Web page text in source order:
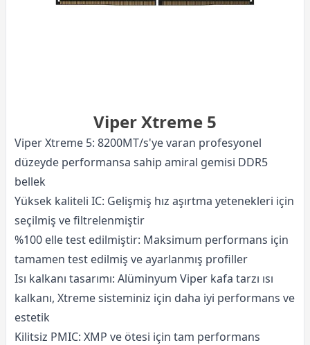
Viper Xtreme 5
Viper Xtreme 5: 8200MT/s'ye varan profesyonel
düzeyde performansa sahip amiral gemisi DDR5
bellek
Yüksek kaliteli IC: Gelişmiş hız aşırtma yetenekleri için
seçilmiş ve filtrelenmiştir
%100 elle test edilmiştir: Maksimum performans için
tamamen test edilmiş ve ayarlanmış profiller
Isı kalkanı tasarımı: Alüminyum Viper kafa tarzı ısı
kalkanı, Xtreme sisteminiz için daha iyi performans ve
estetik
Kilitsiz PMIC: XMP ve ötesi için tam performans